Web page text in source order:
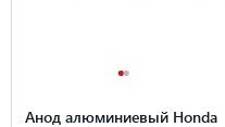
Анод алюминиевый Honda